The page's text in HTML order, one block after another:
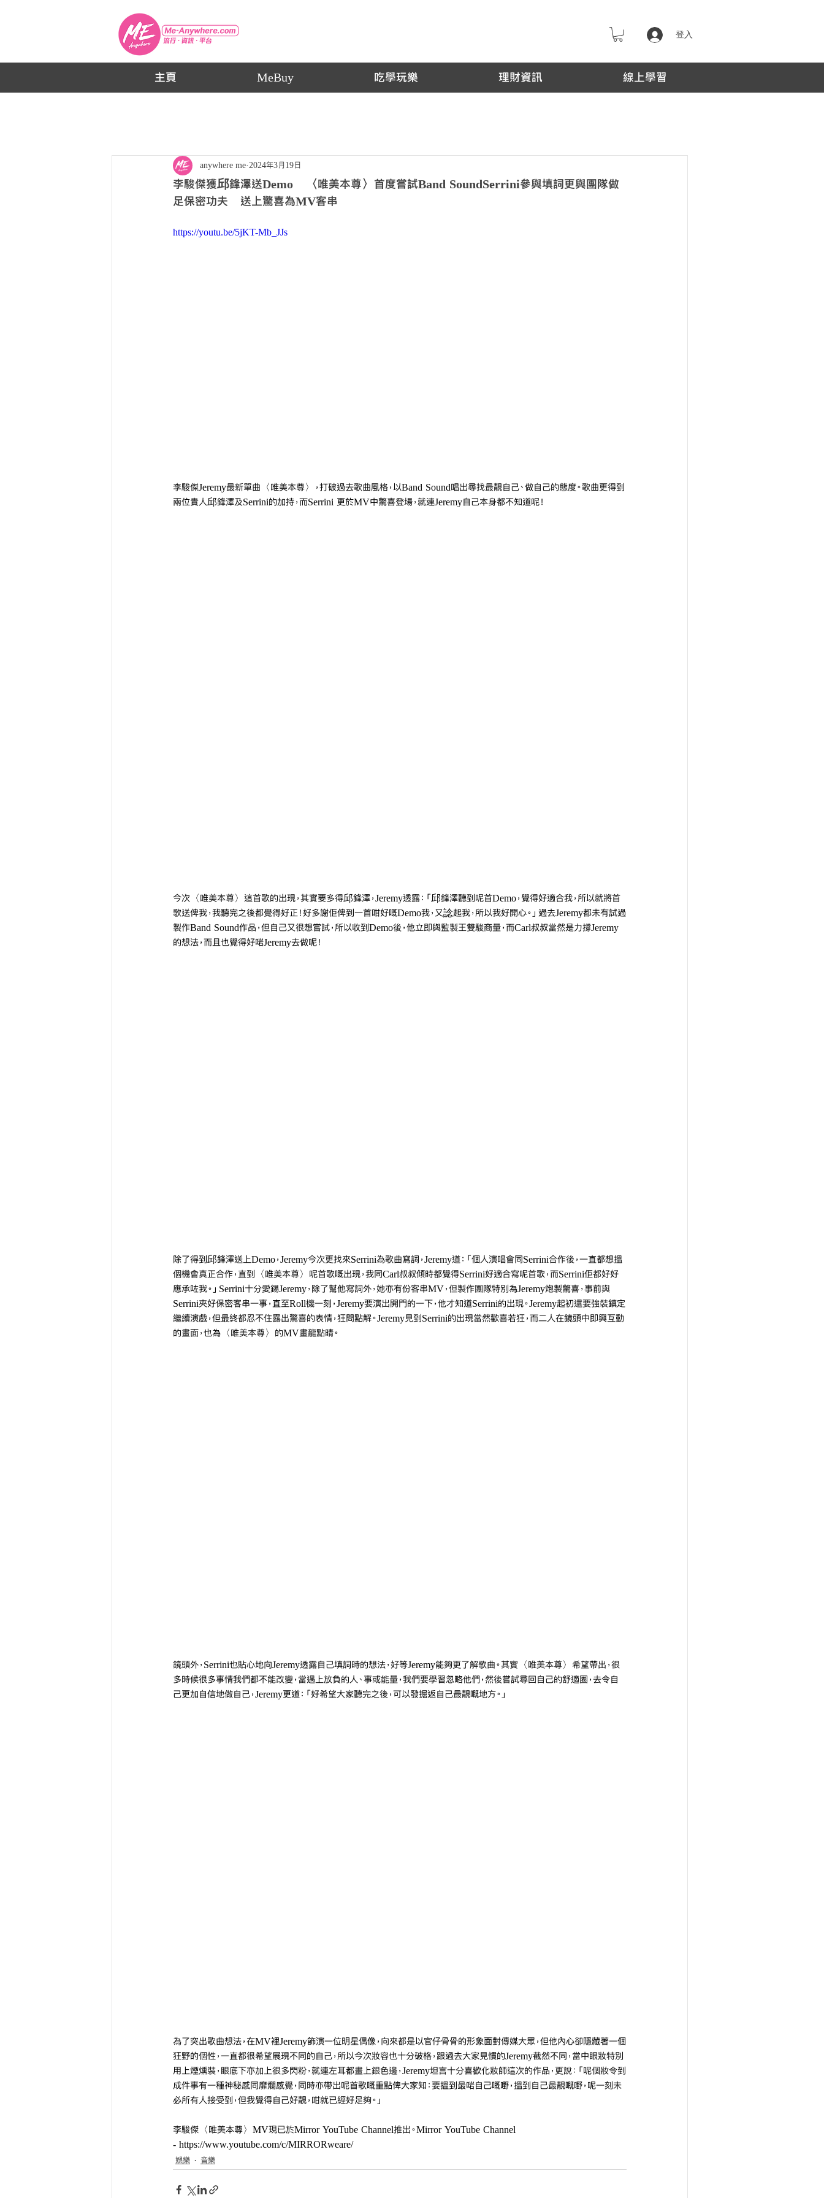
登入
主頁 MeBuy 吃學玩樂 理財資訊 線上學習
李駿傑獲邱鋒澤送Demo 〈唯美本尊〉首度嘗試Band SoundSerrini參與填詞更與團隊做
足保密功夫 送上驚喜為MV客串
anywhere me 2024年3月19日
https://youtu.be/5jKT-Mb_JJs
李駿傑Jeremy最新單曲〈唯美本尊〉，打破過去歌曲風格，以Band Sound唱出尋找最靚自己、做自己的態度。歌曲更得到
兩位貴人邱鋒澤及Serrini的加持，而Serrini 更於MV中驚喜登場，就連Jeremy自己本身都不知道呢！
今次〈唯美本尊〉這首歌的出現，其實要多得邱鋒澤，Jeremy透露：「邱鋒澤聽到呢首Demo，覺得好適合我，所以就將首
歌送俾我，我聽完之後都覺得好正！好多謝佢俾到一首咁好嘅Demo我，又諗起我，所以我好開心。」過去Jeremy都未有試過
製作Band Sound作品，但自己又很想嘗試，所以收到Demo後，他立即與監製王雙駿商量，而Carl叔叔當然是力撐Jeremy
的想法，而且也覺得好啱Jeremy去做呢！
除了得到邱鋒澤送上Demo，Jeremy今次更找來Serrini為歌曲寫詞，Jeremy道：「個人演唱會同Serrini合作後，一直都想搵
個機會真正合作，直到〈唯美本尊〉呢首歌嘅出現，我同Carl叔叔傾時都覺得Serrini好適合寫呢首歌，而Serrini佢都好好
應承咗我。」Serrini十分愛錫Jeremy，除了幫他寫詞外，她亦有份客串MV，但製作團隊特別為Jeremy炮製驚喜，事前與
Serrini夾好保密客串一事，直至Roll機一刻，Jeremy要演出開門的一下，他才知道Serrini的出現。Jeremy起初還要強裝鎮定
繼續演戲，但最終都忍不住露出驚喜的表情，狂問點解。Jeremy見到Serrini的出現當然歡喜若狂，而二人在鏡頭中即興互動
的畫面，也為〈唯美本尊〉的MV畫龍點晴。
鏡頭外，Serrini也貼心地向Jeremy透露自己填詞時的想法，好等Jeremy能夠更了解歌曲。其實〈唯美本尊〉希望帶出，很
多時候很多事情我們都不能改變，當遇上放負的人、事或能量，我們要學習忽略他們，然後嘗試尋回自己的舒適圈，去令自
己更加自信地做自己，Jeremy更道：「好希望大家聽完之後，可以發掘返自己最靚嘅地方。」
為了突出歌曲想法，在MV裡Jeremy飾演一位明星偶像，向來都是以官仔骨骨的形象面對傳媒大眾，但他內心卻隱藏著一個
狂野的個性，一直都很希望展現不同的自己，所以今次妝容也十分破格，跟過去大家見慣的Jeremy截然不同，當中眼妝特別
用上煙燻裝，眼底下亦加上很多閃粉，就連左耳都畫上銀色邊，Jeremy坦言十分喜歡化妝師這次的作品，更說：「呢個妝令到
成件事有一種神秘感同靡爛感覺，同時亦帶出呢首歌嘅重點俾大家知：要搵到最啱自己嘅嘢，搵到自己最靚嘅嘢，呢一刻未
必所有人接受到，但我覺得自己好靚，咁就已經好足夠。」
李駿傑〈唯美本尊〉MV現已於Mirror YouTube Channel推出。Mirror YouTube Channel
- https://www.youtube.com/c/MIRRORweare/
娛樂 音樂